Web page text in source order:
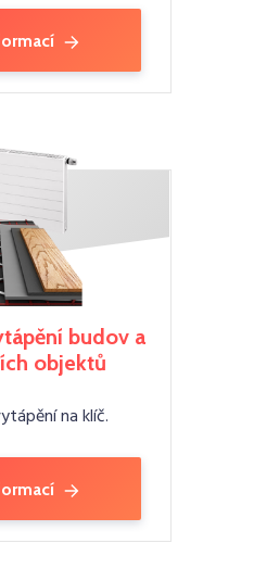
budov a
objektů
na klíč.